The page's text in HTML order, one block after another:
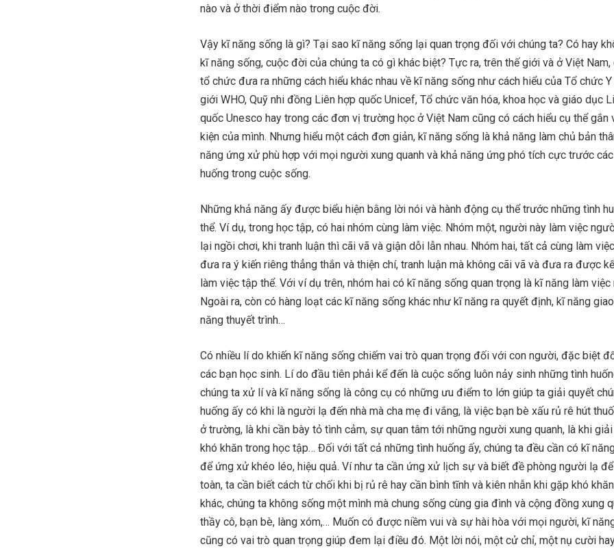
nào và ở thời điểm nào trong cuộc đời.
Vậy kĩ năng sống là gì? Tại sao kĩ năng sống lại quan trọng đối với chúng ta? Có hay
kĩ năng sống, cuộc đời của chúng ta có gì khác biệt? Tực ra, trên thế giới và ở Việt Nam,
tổ chức đưa ra những cách hiểu khác nhau về kĩ năng sống như cách hiểu của Tổ chức
giới WHO, Quỹ nhi đồng Liên hợp quốc Unicef, Tổ chức văn hóa, khoa học và giáo dục
quốc Unesco hay trong các đơn vị trường học ở Việt Nam cũng có cách hiểu cụ thể gắn
kiện của mình. Nhưng hiểu một cách đơn giản, kĩ năng sống là khả năng làm chủ bản
năng ứng xử phù hợp với mọi người xung quanh và khả năng ứng phó tích cực trước
huống trong cuộc sống.
Những khả năng ấy được biểu hiện bằng lời nói và hành động cụ thể trước những tình
thể. Ví dụ, trong học tập, có hai nhóm cùng làm việc. Nhóm một, người này làm việc
lại ngồi chơi, khi tranh luận thì cãi vã và giận dỗi lẫn nhau. Nhóm hai, tất cả cùng làm
đưa ra ý kiến riêng thẳng thắn và thiện chí, tranh luận mà không cãi vã và đưa ra được
làm việc tập thể. Với ví dụ trên, nhóm hai có kĩ năng sống quan trọng là kĩ năng làm việc
Ngoài ra, còn có hàng loạt các kĩ năng sống khác như kĩ năng ra quyết định, kĩ năng
năng thuyết trình…
Có nhiều lí do khiến kĩ năng sống chiếm vai trò quan trọng đối với con người, đặc biệt
các bạn học sinh. Lí do đầu tiên phải kể đến là cuộc sống luôn nảy sinh những tình
chúng ta xử lí và kĩ năng sống là công cụ có những ưu điểm to lớn giúp ta giải quyết
huống ấy có khi là người lạ đến nhà mà cha mẹ đi vắng, là việc bạn bè xấu rủ rê hút
ở trường, là khi cần bày tỏ tình cảm, sự quan tâm tới những người xung quanh, là khi
khó khăn trong học tập… Đối với tất cả những tình huống ấy, chúng ta đều cần có kĩ
để ứng xử khéo léo, hiệu quả. Ví như ta cần ứng xử lịch sự và biết đề phòng người lạ
toàn, ta cần biết cách từ chối khi bị rủ rê hay cần bình tĩnh và kiên nhẫn khi gặp khó
khác, chúng ta không sống một mình mà chung sống cùng gia đình và cộng đồng xung
thầy cô, bạn bè, làng xóm,… Muốn có được niềm vui và sự hài hòa với mọi người, kĩ
cũng có vai trò quan trọng giúp đem lại điều đó. Một lời nói, một cử chỉ, một nụ cười